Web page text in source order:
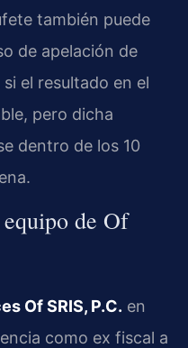
también puede
de apelación de
si el resultado en el
pero dicha
dentro de los 10
de Of
Of SRIS, P.C. en
como ex fiscal a